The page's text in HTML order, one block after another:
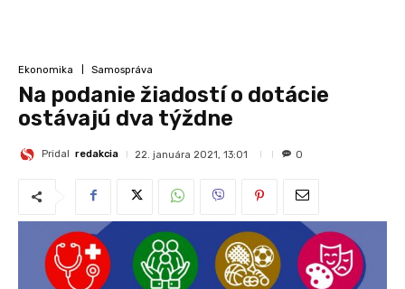
Ekonomika Samospráva
Na podanie žiadostí o dotácie
ostávajú dva týždne
Pridal redakcia 22. januára 2021, 13:01 0